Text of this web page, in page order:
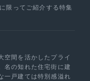
限ってご紹介する特集
空間を活かしたプライ
名の知れた住宅街に建
一戸建ては特別感溢れ